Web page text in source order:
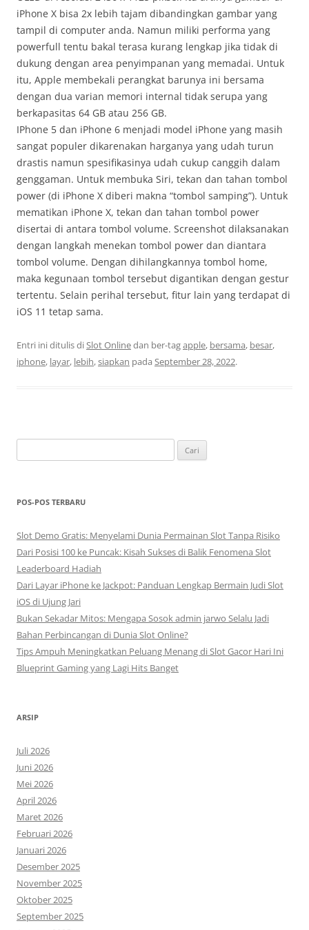
iPhone X bisa 2x lebih tajam dibandingkan gambar yang
tampil di computer anda. Namun miliki performa yang
powerfull tentu bakal terasa kurang lengkap jika tidak di
dukung dengan area penyimpanan yang memadai. Untuk
itu, Apple membekali perangkat barunya ini bersama
dengan dua varian memori internal tidak serupa yang
berkapasitas 64 GB atau 256 GB.
IPhone 5 dan iPhone 6 menjadi model iPhone yang masih
sangat populer dikarenakan harganya yang udah turun
drastis namun spesifikasinya udah cukup canggih dalam
genggaman. Untuk membuka Siri, tekan dan tahan tombol
power (di iPhone X diberi makna “tombol samping”). Untuk
mematikan iPhone X, tekan dan tahan tombol power
disertai di antara tombol volume. Screenshot dilaksanakan
dengan langkah menekan tombol power dan diantara
tombol volume. Dengan dihilangkannya tombol home,
maka kegunaan tombol tersebut digantikan dengan gestur
tertentu. Selain perihal tersebut, fitur lain yang terdapat di
iOS 11 tetap sama.
Entri ini ditulis di Slot Onlinedan ber-tagapple, bersama, besar,
iphone, layar, lebih,siapkan pada September 28, 2022.
untuk:
POS-POS TERBARU
Slot Demo Gratis: Menyelami Dunia Permainan Slot Tanpa Risiko
Dari Posisi 100 ke Puncak: Kisah Sukses di Balik Fenomena Slot
Leaderboard Hadiah
Dari Layar iPhone ke Jackpot: Panduan Lengkap Bermain Judi Slot
iOS di Ujung Jari
Bukan Sekadar Mitos: Mengapa Sosok admin jarwo Selalu Jadi
Bahan Perbincangan di Dunia Slot Online?
Tips Ampuh Meningkatkan Peluang Menang di Slot Gacor Hari Ini
Blueprint Gaming yang Lagi Hits Banget
ARSIP
Juli 2026
Juni 2026
Mei 2026
April 2026
Maret 2026
Februari 2026
Januari 2026
Desember 2025
November 2025
Oktober 2025
September 2025